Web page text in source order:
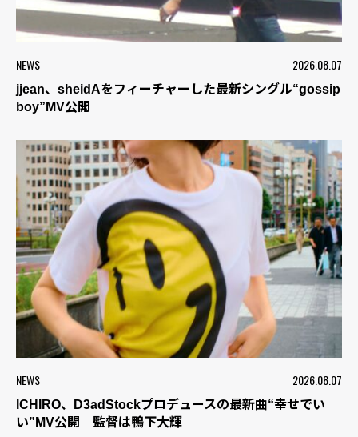
NEWS 2026.08.07
jjean、sheidAをフィーチャーした最新シングル“gossip
boy”MV公開
NEWS 2026.08.07
ICHIRO、D3adStockプロデュースの最新曲“幸せでい
い”MV公開 監督は鴨下大輝